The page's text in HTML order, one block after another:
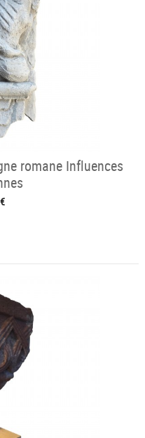
romane Influences